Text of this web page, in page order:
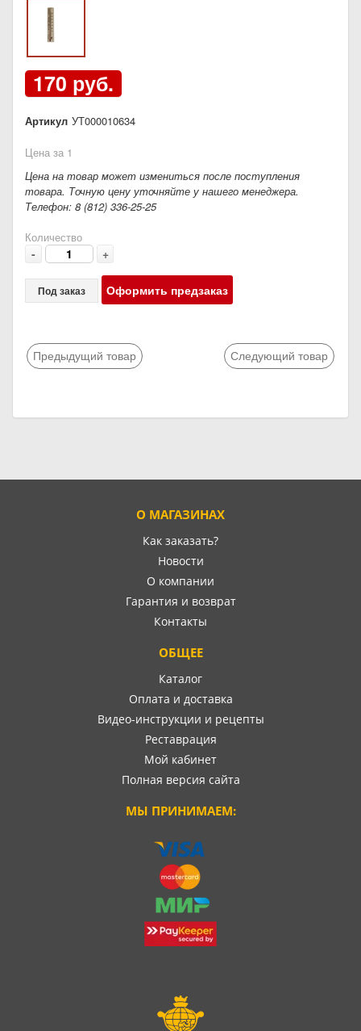
170 руб.
Артикул УТ000010634
Цена за 1
Цена на товар может измениться после поступления
товара. Точную цену уточняйте у нашего менеджера.
Телефон: 8 (812) 336-25-25
Количество
- +
Под заказ Оформить предзаказ
Предыдущий товар Следующий товар
О МАГАЗИНАХ
Как заказать?
Новости
О компании
Гарантия и возврат
Контакты
ОБЩЕЕ
Каталог
Оплата и доставка
Видео-инструкции и рецепты
Реставрация
Мой кабинет
Полная версия сайта
МЫ ПРИНИМАЕМ: